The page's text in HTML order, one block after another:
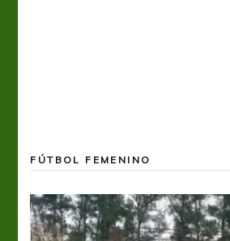
FÚTBOL FEMENINO